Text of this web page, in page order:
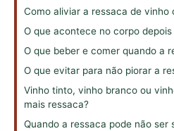
Como aliviar a ressaca de vinho
O que acontece no corpo
O que beber e comer quando a
O que evitar para não piorar a
Vinho tinto, vinho branco ou
mais ressaca?
Quando a ressaca pode não ser